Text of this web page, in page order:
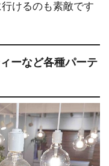
けるのも素敵です
ーなど各種パーテ